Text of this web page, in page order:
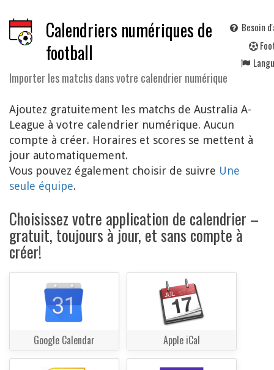
Calendriers numériques de
football
Importer les matchs dans votre calendrier numérique
Besoin
F
Ajoutez gratuitement les matchs de Australia A-
League à votre calendrier numérique. Aucun
compte à créer. Horaires et scores se mettent à
jour automatiquement.
Vous pouvez également choisir de suivre Une
seule équipe.
Choisissez votre application de calendrier –
gratuit, toujours à jour, et sans compte à
créer!
Google Calendar Apple iCal